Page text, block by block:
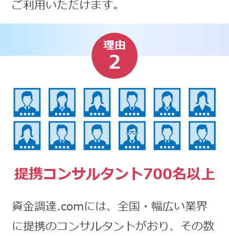
ご利用いただけます。
理由
2
提携コンサルタント700名以上
資金調達.comには、全国・幅広い業界
に提携のコンサルタントがおり、その数